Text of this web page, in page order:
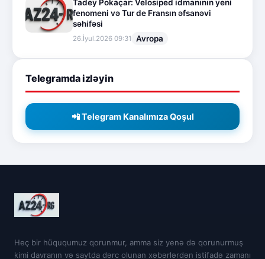
Tadey Pokaçar: Velosiped idmanının yeni
fenomeni və Tur de Fransın əfsanəvi
səhifəsi
26.İyul.2026 09:31 Avropa
Telegramda izləyin
📲 Telegram Kanalımıza Qoşul
Heç bir hüququmuz qorunmur, amma siz yenə də qorunurmuş
kimi davranın və saytda dərc olunan xəbərlərdən istifadə zamanı